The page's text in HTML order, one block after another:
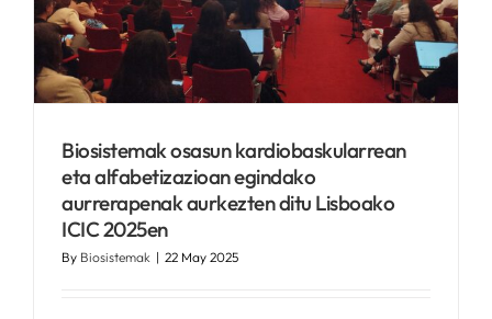
Biosistemak osasun kardiobaskularrean
eta alfabetizazioan egindako
aurrerapenak aurkezten ditu Lisboako
ICIC 2025en
By Biosistemak | 22 May 2025